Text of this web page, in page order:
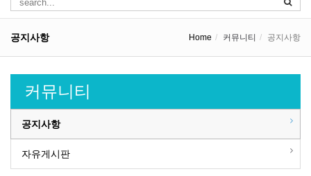
공지사항 Home 커뮤니티 공지사항
커뮤니티
공지사항
자유게시판